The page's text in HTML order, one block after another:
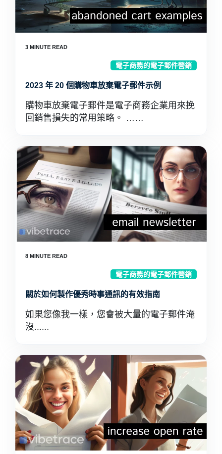
電子商務的電子郵件營銷
2023 年 20 個購物車放棄電子郵件示例
購物車放棄電子郵件是電子商務企業用來挽
回銷售損失的常用策略。 ……
電子商務的電子郵件營銷
關於如何製作優秀時事通訊的有效指南
如果您像我一樣，您會被大量的電子郵件淹
沒......